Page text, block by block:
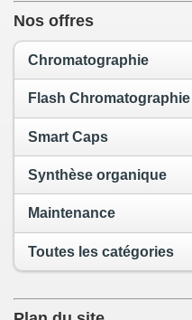
Nos offres
Chromatographie
Flash Chromatographie
Smart Caps
Synthèse organique
Maintenance
Toutes les catégories